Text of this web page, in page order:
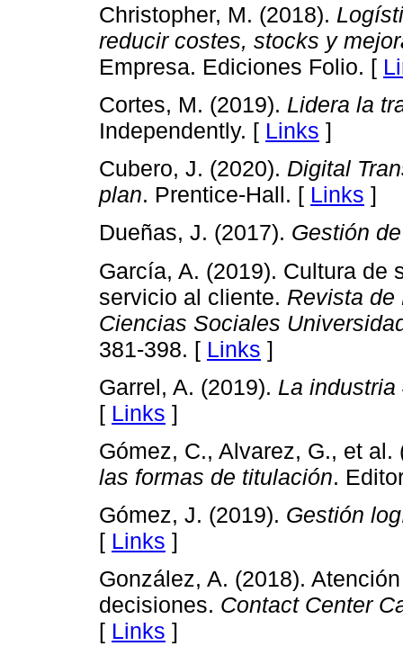
Christopher, M. (2018).
reducir costes, stocks y
Empresa. Ediciones Folio. [
Cortes, M. (2019). Lidera la
Independently. [ Links ]
Cubero, J. (2020). Digital
plan. Prentice-Hall. [ Links ]
Dueñas, J. (2017). Gestión
García, A. (2019). Cultura de
servicio al cliente. Revista de
Ciencias Sociales
381-398. [ Links ]
Garrel, A. (2019). La
[ Links ]
Gómez, C., Alvarez, G., et
las formas de titulación.
Gómez, J. (2019). Gestión
[ Links ]
González, A. (2018).
decisiones. Contact Center
[ Links ]